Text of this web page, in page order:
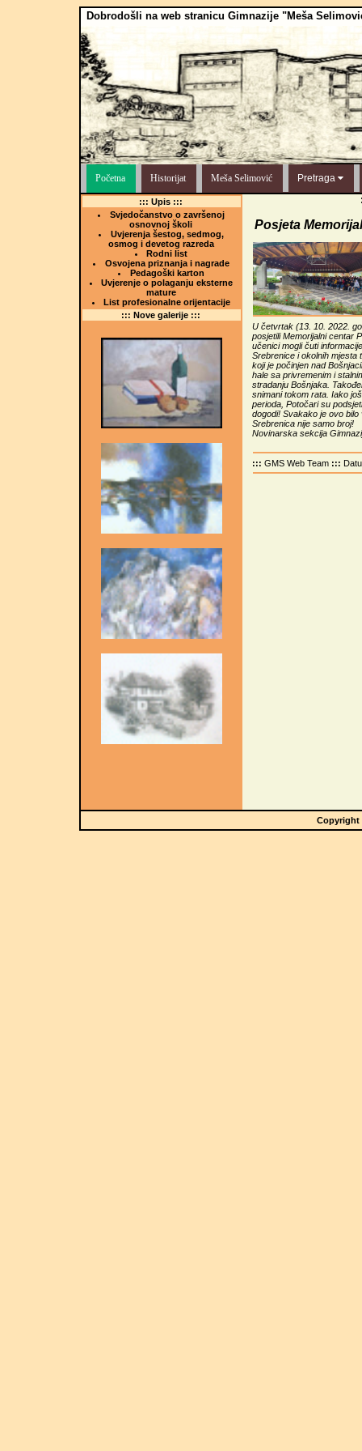
Dobrodošli na web stranicu Gimnazije "Meša
Početna Historijat Meša Selimović Pretraga
::: Upis :::
Svjedočanstvo o završenoj
osnovnoj školi
Uvjerenja šestog, sedmog,
osmog i devetog razreda
Rodni list
Osvojena priznanja i nagrade
Pedagoški karton
Uvjerenje o polaganju eksterne
mature
List profesionalne orijentacije
::: Nove galerije :::
Posjeta
U četvrtak (13. 10. 2022.
posjetili Memorijalni centar
učenici mogli čuti
Srebrenice i okolnih mjesta
koji je počinjen nad
hale sa privremenim i
stradanju Bošnjaka.
snimani tokom rata. Iako
perioda, Potočari su
dogodi! Svakako je ovo
Srebrenica nije samo broj!
Novinarska sekcija
:::GMS Web Team :::
Copyright